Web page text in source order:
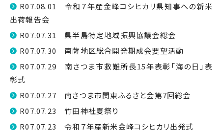
R07.08.01 令和７年産金峰コシヒカリ県知事への新米
出荷報告会
R07.07.31 県半島特定地域振興協議会総会
R07.07.30 南薩地区総合開発期成会要望活動
R07.07.29 南さつま市救難所長15年表彰「海の日」表
彰式
R07.07.27 南さつま市関東ふるさと会第7回総会
R07.07.23 竹田神社夏祭り
R07.07.23 令和７年産新米金峰コシヒカリ出発式